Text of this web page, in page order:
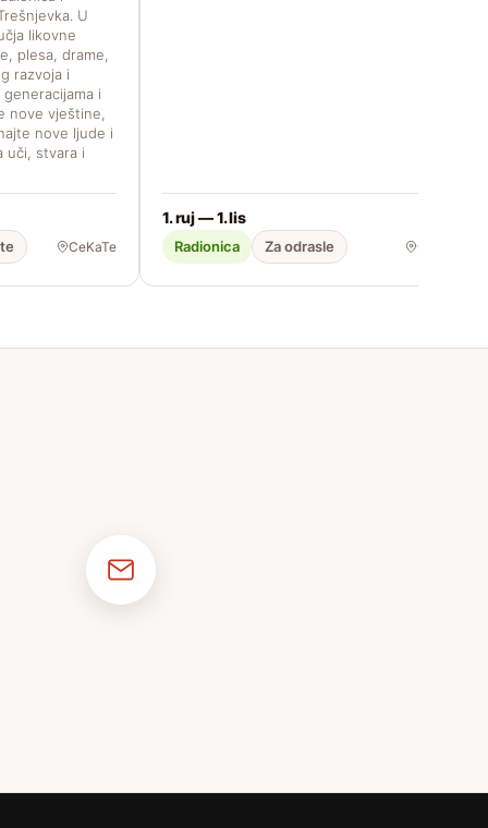
U
likovne
plesa, drame,
razvoja i
i
nove vještine,
nove ljude i
uči, stvara i
CeKaTe
1. ruj — 1. lis
Radionica Za odrasle CeKaTe